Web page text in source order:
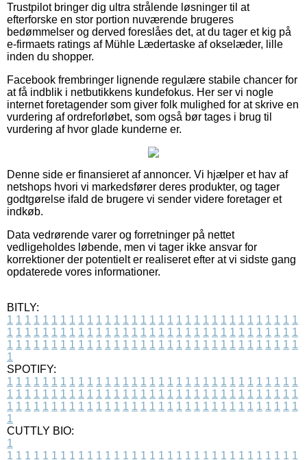
Trustpilot bringer dig ultra strålende løsninger til at
efterforske en stor portion nuværende brugeres
bedømmelser og derved foreslåes det, at du tager et kig på
e-firmaets ratings af Mühle Lædertaske af okselæder, lille
inden du shopper.
Facebook frembringer lignende regulære stabile chancer for
at få indblik i netbutikkens kundefokus. Her ser vi nogle
internet foretagender som giver folk mulighed for at skrive en
vurdering af ordreforløbet, som også bør tages i brug til
vurdering af hvor glade kunderne er.
Denne side er finansieret af annoncer. Vi hjælper et hav af
netshops hvori vi markedsfører deres produkter, og tager
godtgørelse ifald de brugere vi sender videre foretager et
indkøb.
Data vedrørende varer og forretninger på nettet
vedligeholdes løbende, men vi tager ikke ansvar for
korrektioner der potentielt er realiseret efter at vi sidste gang
opdaterede vores informationer.
BITLY:
1 1 1 1 1 1 1 1 1 1 1 1 1 1 1 1 1 1 1 1 1 1 1 1 1 1 1 1 1 1 1 1 1
1 1 1 1 1 1 1 1 1 1 1 1 1 1 1 1 1 1 1 1 1 1 1 1 1 1 1 1 1 1 1 1 1
1 1 1 1 1 1 1 1 1 1 1 1 1 1 1 1 1 1 1 1 1 1 1 1 1 1 1 1 1 1 1 1 1
1
SPOTIFY:
1 1 1 1 1 1 1 1 1 1 1 1 1 1 1 1 1 1 1 1 1 1 1 1 1 1 1 1 1 1 1 1 1
1 1 1 1 1 1 1 1 1 1 1 1 1 1 1 1 1 1 1 1 1 1 1 1 1 1 1 1 1 1 1 1 1
1 1 1 1 1 1 1 1 1 1 1 1 1 1 1 1 1 1 1 1 1 1 1 1 1 1 1 1 1 1 1 1 1
1
CUTTLY BIO:
1
1 1 1 1 1 1 1 1 1 1 1 1 1 1 1 1 1 1 1 1 1 1 1 1 1 1 1 1 1 1 1 1 1